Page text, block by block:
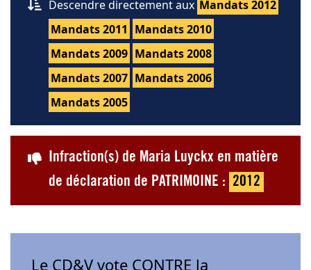
Descendre directement aux Mandats 2012
Mandats 2011 Mandats 2010
Mandats 2009 Mandats 2008
Mandats 2007 Mandats 2006
Mandats 2005
Infraction(s) de Maria Luyckx en matière
de déclaration de PATRIMOINE : 2012
Le CD&V vote CONTRE la